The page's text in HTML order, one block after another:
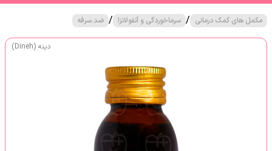
مکمل های کمک درمانی / سرماخوردگی و آنفولانزا / ضد سرفه
دینه (Dineh)